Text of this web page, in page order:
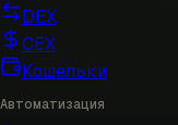
DEX
CEX
Кошельки
Автоматизация